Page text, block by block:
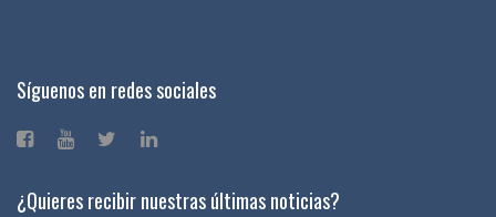
Síguenos en redes sociales
¿Quieres recibir nuestras últimas noticias?